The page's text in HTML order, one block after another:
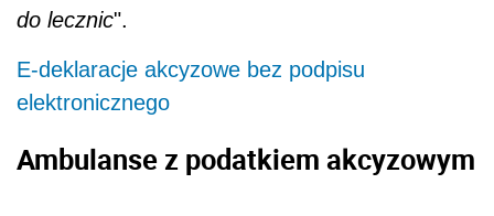
do lecznic".
E-deklaracje akcyzowe bez podpisu
elektronicznego
Ambulanse z podatkiem akcyzowym